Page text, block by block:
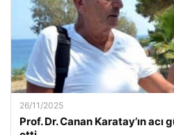
26/11/2025
Prof. Dr. Canan Karatay’ın acı